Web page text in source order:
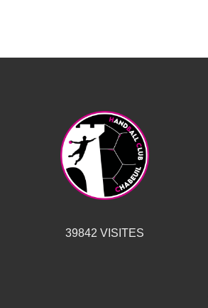
39842 VISITES